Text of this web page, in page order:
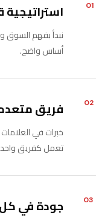
01 استراتيجية
نبدأ بفهم السوق
أساس واضح.
02 فريق
خبرات في
تعمل كفريق
03 جودة في